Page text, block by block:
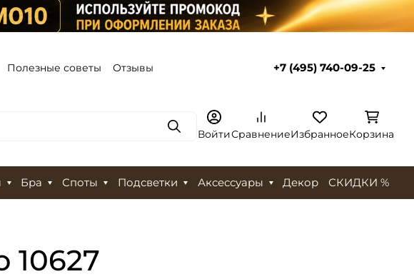
Полезные советы Отзывы +7 (495) 740-09-25
ПоискВойтиСравнениеИзбранноеКорзина
Бра Споты Подсветки Аксессуары Декор СКИДКИ %
10627